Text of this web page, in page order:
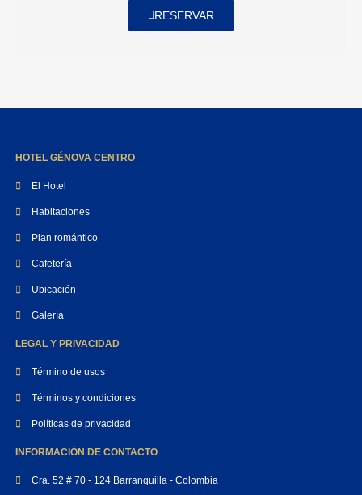
RESERVAR
HOTEL GÉNOVA CENTRO
El Hotel
Habitaciones
Plan romántico
Cafetería
Ubicación
Galería
LEGAL Y PRIVACIDAD
Término de usos
Términos y condiciones
Políticas de privacidad
INFORMACIÓN DE CONTACTO
Cra. 52 # 70 - 124 Barranquilla - Colombia